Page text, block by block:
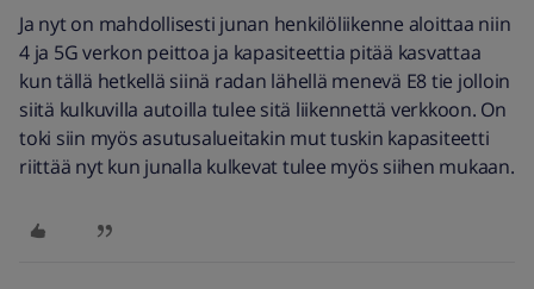
Ja nyt on mahdollisesti junan henkilöliikenne aloittaa niin
4 ja 5G verkon peittoa ja kapasiteettia pitää kasvattaa
kun tällä hetkellä siinä radan lähellä menevä E8 tie jolloin
siitä kulkuvilla autoilla tulee sitä liikennettä verkkoon. On
toki siin myös asutusalueitakin mut tuskin kapasiteetti
riittää nyt kun junalla kulkevat tulee myös siihen mukaan.